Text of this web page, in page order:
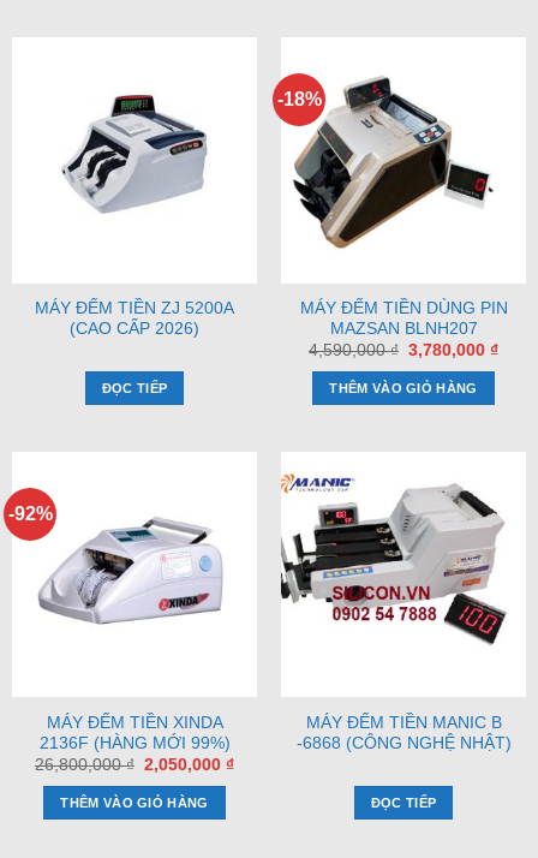
MÁY ĐẾM TIỀN ZJ 5200A
(CAO CẤP 2026)
ĐỌC TIẾP
-18%
MÁY ĐẾM TIỀN DÙNG PIN
MAZSAN BLNH207
4,590,000₫ Giá
là:
4,590,000 ₫.
3,780,000 ₫Giá
THÊM VÀO GIỎ HÀNG
-92%
MÁY ĐẾM TIỀN XINDA
2136F (HÀNG MỚI 99%)
26,800,000₫ Giá
là:
26,800,000 ₫.
2,050,000 ₫Giá
THÊM VÀO GIỎ HÀNG
MÁY ĐẾM TIỀN MANIC B
-6868 (CÔNG NGHỆ NHẬT)
ĐỌC TIẾP